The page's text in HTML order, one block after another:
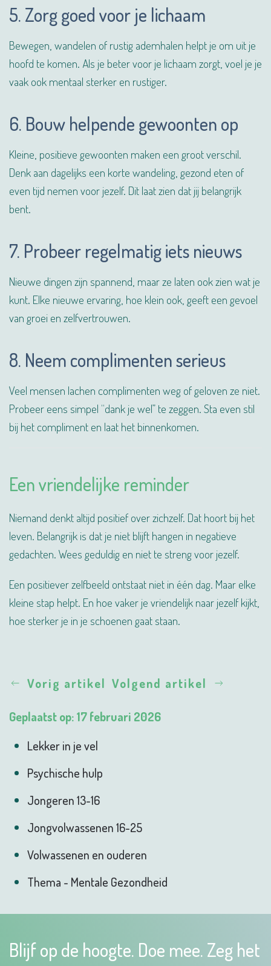
5. Zorg goed voor je lichaam
Bewegen, wandelen of rustig ademhalen helpt je om uit je
hoofd te komen. Als je beter voor je lichaam zorgt, voel je je
vaak ook mentaal sterker en rustiger.
6. Bouw helpende gewoonten op
Kleine, positieve gewoonten maken een groot verschil.
Denk aan dagelijks een korte wandeling, gezond eten of
even tijd nemen voor jezelf. Dit laat zien dat jij belangrijk
bent.
7. Probeer regelmatig iets nieuws
Nieuwe dingen zijn spannend, maar ze laten ook zien wat je
kunt. Elke nieuwe ervaring, hoe klein ook, geeft een gevoel
van groei en zelfvertrouwen.
8. Neem complimenten serieus
Veel mensen lachen complimenten weg of geloven ze niet.
Probeer eens simpel “dank je wel” te zeggen. Sta even stil
bij het compliment en laat het binnenkomen.
Een vriendelijke reminder
Niemand denkt altijd positief over zichzelf. Dat hoort bij het
leven. Belangrijk is dat je niet blijft hangen in negatieve
gedachten. Wees geduldig en niet te streng voor jezelf.
Een positiever zelfbeeld ontstaat niet in één dag. Maar elke
kleine stap helpt. En hoe vaker je vriendelijk naar jezelf kijkt,
hoe sterker je in je schoenen gaat staan.
Vorig artikel Volgend artikel
Geplaatst op: 17 februari 2026
Lekker in je vel
Psychische hulp
Jongeren 13-16
Jongvolwassenen 16-25
Volwassenen en ouderen
Thema - Mentale Gezondheid
Blijf op de hoogte. Doe mee. Zeg het